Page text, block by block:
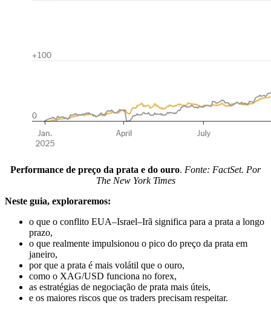
Performance de preço da prata e do ouro. Fonte: FactSet. Por
The New York Times
Neste guia, exploraremos:
o que o conflito EUA–Israel–Irã significa para a prata a longo
prazo,
o que realmente impulsionou o pico do preço da prata em
janeiro,
por que a prata é mais volátil que o ouro,
como o XAG/USD funciona no forex,
as estratégias de negociação de prata mais úteis,
e os maiores riscos que os traders precisam respeitar.